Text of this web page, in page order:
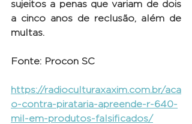
sujeitos a penas que variam de dois
a cinco anos de reclusão, além de
multas.
Fonte: Procon SC
https://radioculturaxaxim.com.br/aca
o-contra-pirataria-apreende-r-640-
mil-em-produtos-falsificados/